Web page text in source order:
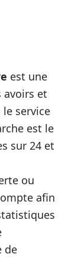
est une
avoirs et
le service
est le
sur 24 et
ou
afin
de